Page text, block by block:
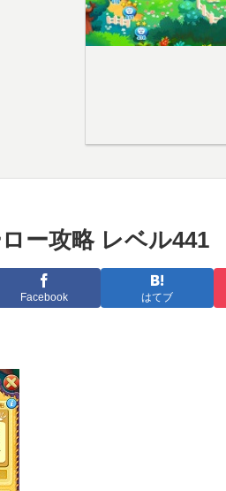
ー攻略 レベル441
Facebook はてブ